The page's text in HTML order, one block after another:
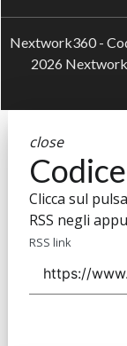
Nextwork360 -
2026
close
Clicca sul
RSS negli
RSS link